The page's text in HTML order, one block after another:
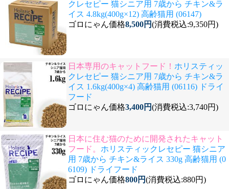
クレセピー 猫シニア用 7歳から チキン&ラ
イス 4.8kg(400g×12) 高齢猫用 (06147)
ゴロにゃん価格8,500円(消費税込:9,350円)
日本専用のキャットフード！ ホリスティッ
クレセピー 猫シニア用 7歳から チキン&ラ
イス 1.6kg(400g×4) 高齢猫用 (06116) ドライ
フード
ゴロにゃん価格3,400円(消費税込:3,740円)
日本に住む猫のために開発されたキャット
フード。 ホリスティックレセピー 猫シニア
用 7歳から チキン&ライス 330g 高齢猫用 (0
6109) ドライフード
ゴロにゃん価格800円(消費税込:880円)